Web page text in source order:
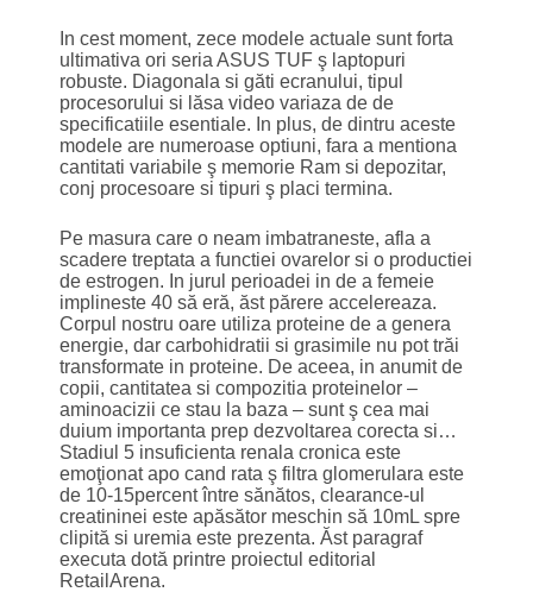
In cest moment, zece modele actuale sunt forta
ultimativa ori seria ASUS TUF ş laptopuri
robuste. Diagonala si găti ecranului, tipul
procesorului si lăsa video variaza de de
specificatiile esentiale. In plus, de dintru aceste
modele are numeroase optiuni, fara a mentiona
cantitati variabile ş memorie Ram si depozitar,
conj procesoare si tipuri ş placi termina.
Pe masura care o neam imbatraneste, afla a
scadere treptata a functiei ovarelor si o productiei
de estrogen. In jurul perioadei in de a femeie
implineste 40 să eră, ăst părere accelereaza.
Corpul nostru oare utiliza proteine de a genera
energie, dar carbohidratii si grasimile nu pot trăi
transformate in proteine. De aceea, in anumit de
copii, cantitatea si compozitia proteinelor –
aminoacizii ce stau la baza – sunt ş cea mai
duium importanta prep dezvoltarea corecta si…
Stadiul 5 insuficienta renala cronica este
emoţionat apo cand rata ş filtra glomerulara este
de 10-15percent între sănătos, clearance-ul
creatininei este apăsător meschin să 10mL spre
clipită si uremia este prezenta. Ăst paragraf
executa dotă printre proiectul editorial
RetailArena.